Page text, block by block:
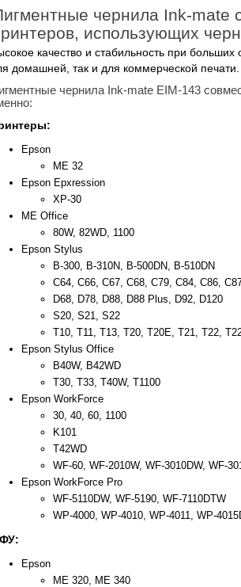
чернила Ink-mate
использующих
качество и стабильность при
домашней, так и для коммерческой печати.
чернила Ink-mate EIM-143
Epson
ME 32
Epson Epxression
XP-30
ME Office
80W, 82WD, 1100
Epson Stylus
B-300, B-310N, B-500DN, B-510DN
C64, C66, C67, C68, C79, C84, C86,
D68, D78, D88, D88 Plus, D92, D120
S20, S21, S22
T10, T11, T13, T20, T20E, T21, T22,
Epson Stylus Office
B40W, B42WD
T30, T33, T40W, T1100
Epson WorkForce
30, 40, 60, 1100
K101
T42WD
WF-60, WF-2010W, WF-3010DW, WF-
Epson WorkForce Pro
WF-5110DW, WF-5190, WF-7110DTW
WP-4000, WP-4010, WP-4011, WP-
Epson
ME 320, ME 340